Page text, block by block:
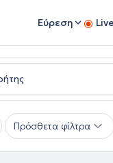
Εύρεση
Πρόσθετα φίλτρα